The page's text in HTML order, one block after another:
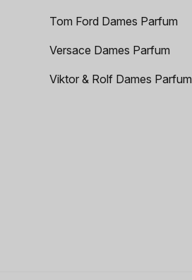
Tom Ford Dames Parfum
Versace Dames Parfum
Viktor & Rolf Dames Parfum